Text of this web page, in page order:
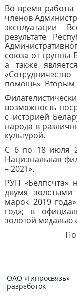
Во время работы
членов
эксплуатации
результате
союза от группы
а также
помощь». Вторым
возможность
с историей
народа в
культурой.
С 6 по 18 июля
Национальная
– 2021».
РУП «Белпочта»
двумя золотыми
марок 2019
год»; в
золотой медалью
По
ОАО «Гипросвязь»
разработок